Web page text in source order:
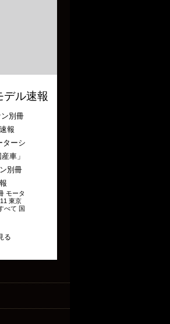
モータ
東京
べて 国
る